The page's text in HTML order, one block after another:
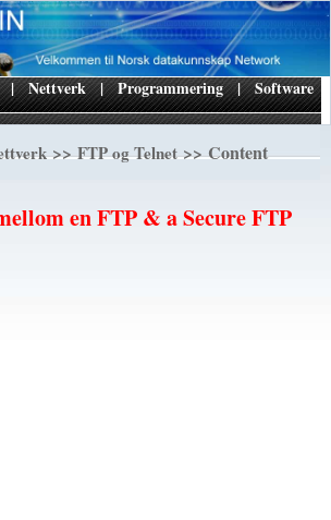
| Nettverk | Programmering | Software
>>FTP og Telnet>> Content
en FTP & a Secure FTP